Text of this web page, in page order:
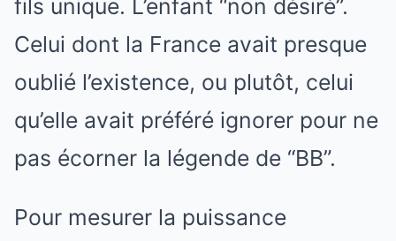
fils unique. L’enfant “non désiré”.
Celui dont la France avait presque
oublié l’existence, ou plutôt, celui
qu’elle avait préféré ignorer pour ne
pas écorner la légende de “BB”.
Pour mesurer la puissance